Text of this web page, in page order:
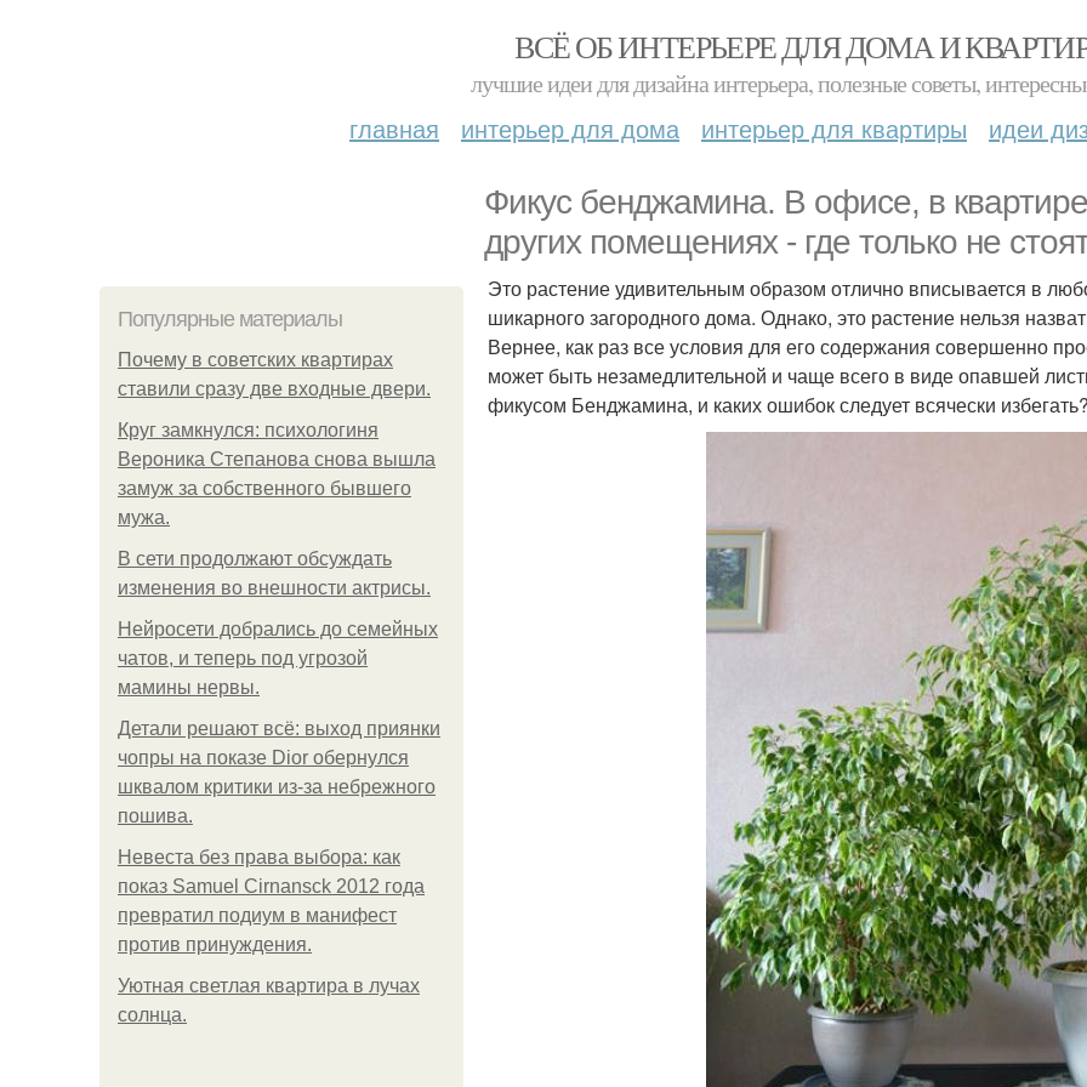
ВСЁ ОБ ИНТЕРЬЕРЕ ДЛЯ ДОМА И
лучшие идеи для дизайна интерьера, полезные советы,
главная интерьер для дома интерьер для квартиры идеи
Фикус бенджамина. В офисе, в
других помещениях - где только не
Популярные материалы
Почему в советских квартирах
ставили сразу две входные двери.
Круг замкнулся: психологиня
Вероника Степанова снова вышла
замуж за собственного бывшего
мужа.
В сети продолжают обсуждать
изменения во внешности актрисы.
Нейросети добрались до семейных
чатов, и теперь под угрозой
мамины нервы.
Детали решают всё: выход приянки
чопры на показе Dior обернулся
шквалом критики из-за небрежного
пошива.
Невеста без права выбора: как
показ Samuel Cirnansck 2012 года
превратил подиум в манифест
против принуждения.
Уютная светлая квартира в лучах
солнца.
Это растение удивительным образом отлично вписывается в
шикарного загородного дома. Однако, это растение нельзя
Вернее, как раз все условия для его содержания совершенно
может быть незамедлительной и чаще всего в виде опавшей
фикусом Бенджамина, и каких ошибок следует всячески